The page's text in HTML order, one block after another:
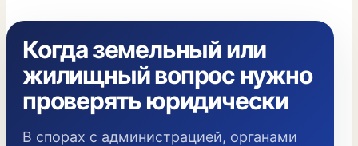
Когда земельный или
жилищный вопрос нужно
проверять юридически
В спорах с администрацией, органами